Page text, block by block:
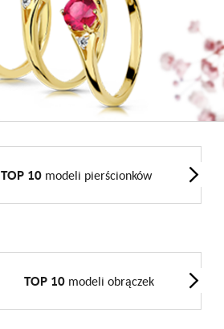
TOP 10 modeli pierścionków
TOP 10 modeli obrączek